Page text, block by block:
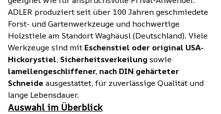
ADLER produziert seit über 100 Jahren geschmiedete
Forst- und Gartenwerkzeuge und hochwertige
Holzstiele am Standort Waghäusl (Deutschland). Viele
Werkzeuge sind mit Eschenstiel oder original USA-
Hickorystiel, Sicherheitsverkeilungsowie
lamellengeschliffener, nach DIN gehärteter
Schneide ausgestattet, für zuverlässige Qualität und
lange Lebensdauer.
Auswahl im Überblick